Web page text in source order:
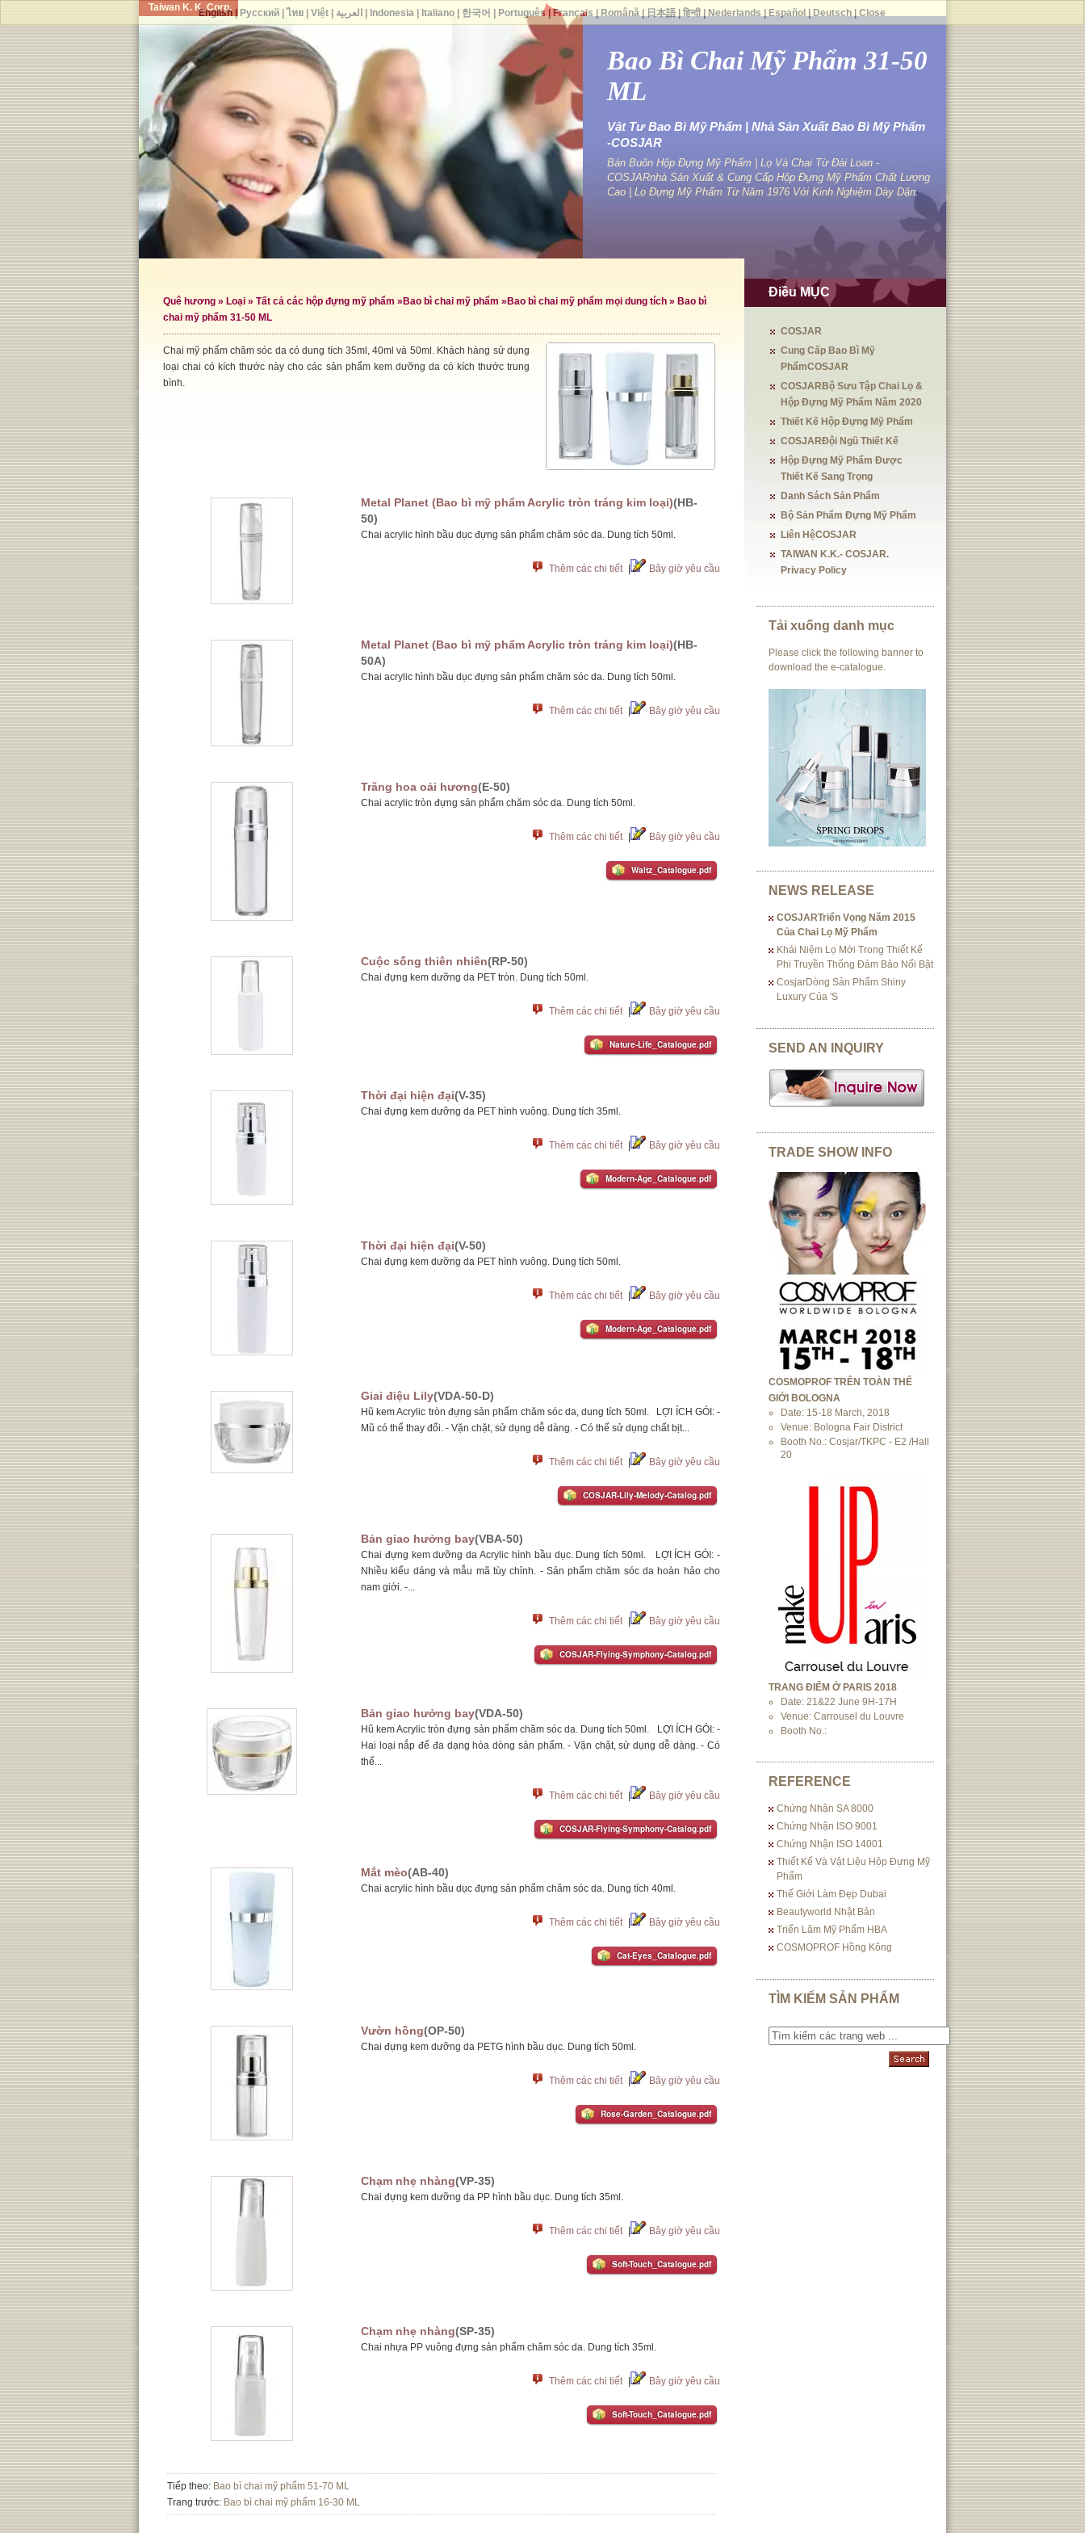
Taiwan K. K. Corp.
Bao Bì Chai Mỹ Phẩm 31-50
ML
Vật Tư Bao Bì Mỹ Phẩm | Nhà Sản Xuất Bao Bì Mỹ Phẩm
-COSJAR
Bán Buôn Hộp Đựng Mỹ Phẩm | Lọ Và Chai Từ Đài Loan -
COSJARnhà Sản Xuất & Cung Cấp Hộp Đựng Mỹ Phẩm Chất Lượng
Cao | Lọ Đựng Mỹ Phẩm Từ Năm 1976 Với Kinh Nghiệm Dày Dặn.
Quê hương » Loại » Tất cả các hộp đựng mỹ phẩm » Bao bì chai mỹ phẩm » Bao bì chai mỹ phẩm mọi dung tích » Bao bì
chai mỹ phẩm 31-50 ML
Chai mỹ phẩm chăm sóc da có dung tích 35ml, 40ml và 50ml. Khách hàng sử dụng
loại chai có kích thước này cho các sản phẩm kem dưỡng da có kích thước trung
bình.
Metal Planet (Bao bì mỹ phẩm Acrylic tròn tráng kim loại)(HB-
50)
Chai acrylic hình bầu dục đựng sản phẩm chăm sóc da. Dung tích 50ml.
Thêm các chi tiết Bây giờ yêu cầu
Metal Planet (Bao bì mỹ phẩm Acrylic tròn tráng kim loại)(HB-
50A)
Chai acrylic hình bầu dục đựng sản phẩm chăm sóc da. Dung tích 50ml.
Thêm các chi tiết Bây giờ yêu cầu
Trăng hoa oải hương(E-50)
Chai acrylic tròn đựng sản phẩm chăm sóc da. Dung tích 50ml.
Thêm các chi tiết Bây giờ yêu cầu
Waltz_Catalogue.pdf
Cuộc sống thiên nhiên(RP-50)
Chai đựng kem dưỡng da PET tròn. Dung tích 50ml.
Thêm các chi tiết Bây giờ yêu cầu
Nature-Life_Catalogue.pdf
Thời đại hiện đại(V-35)
Chai đựng kem dưỡng da PET hình vuông. Dung tích 35ml.
Thêm các chi tiết Bây giờ yêu cầu
Modern-Age_Catalogue.pdf
Thời đại hiện đại(V-50)
Chai đựng kem dưỡng da PET hình vuông. Dung tích 50ml.
Thêm các chi tiết Bây giờ yêu cầu
Modern-Age_Catalogue.pdf
Giai điệu Lily(VDA-50-D)
Hũ kem Acrylic tròn đựng sản phẩm chăm sóc da, dung tích 50ml. LỢI ÍCH GÓI: -
Mũ có thể thay đổi. - Vặn chặt, sử dụng dễ dàng. - Có thể sử dụng chất bịt...
Thêm các chi tiết Bây giờ yêu cầu
COSJAR-Lily-Melody-Catalog.pdf
Bản giao hưởng bay(VBA-50)
Chai đựng kem dưỡng da Acrylic hình bầu dục. Dung tích 50ml. LỢI ÍCH GÓI: -
Nhiều kiểu dáng và mẫu mã tùy chỉnh. - Sản phẩm chăm sóc da hoàn hảo cho
nam giới. -...
Thêm các chi tiết Bây giờ yêu cầu
COSJAR-Flying-Symphony-Catalog.pdf
Bản giao hưởng bay(VDA-50)
Hũ kem Acrylic tròn đựng sản phẩm chăm sóc da. Dung tích 50ml. LỢI ÍCH GÓI: -
Hai loại nắp để đa dạng hóa dòng sản phẩm. - Vặn chặt, sử dụng dễ dàng. - Có
thể...
Thêm các chi tiết Bây giờ yêu cầu
COSJAR-Flying-Symphony-Catalog.pdf
Mắt mèo(AB-40)
Chai acrylic hình bầu dục đựng sản phẩm chăm sóc da. Dung tích 40ml.
Thêm các chi tiết Bây giờ yêu cầu
Cat-Eyes_Catalogue.pdf
Vườn hồng(OP-50)
Chai đựng kem dưỡng da PETG hình bầu dục. Dung tích 50ml.
Thêm các chi tiết Bây giờ yêu cầu
Rose-Garden_Catalogue.pdf
Chạm nhẹ nhàng(VP-35)
Chai đựng kem dưỡng da PP hình bầu dục. Dung tích 35ml.
Thêm các chi tiết Bây giờ yêu cầu
Soft-Touch_Catalogue.pdf
Chạm nhẹ nhàng(SP-35)
Chai nhựa PP vuông đựng sản phẩm chăm sóc da. Dung tích 35ml.
Thêm các chi tiết Bây giờ yêu cầu
Soft-Touch_Catalogue.pdf
Tiếp theo: Bao bì chai mỹ phẩm 51-70 ML
Trang trước: Bao bì chai mỹ phẩm 16-30 ML
Điều MỤC
COSJAR
Cung Cấp Bao Bì Mỹ
PhẩmCOSJAR
COSJARBộ Sưu Tập Chai Lọ &
Hộp Đựng Mỹ Phẩm Năm 2020
Thiết Kế Hộp Đựng Mỹ Phẩm
COSJARĐội Ngũ Thiết Kế
Hộp Đựng Mỹ Phẩm Được
Thiết Kế Sang Trọng
Danh Sách Sản Phẩm
Bộ Sản Phẩm Đựng Mỹ Phẩm
Liên HệCOSJAR
TAIWAN K.K.- COSJAR.
Privacy Policy
Tải xuống danh mục
Please click the following banner to
download the e-catalogue.
NEWS RELEASE
COSJARTriển Vọng Năm 2015
Của Chai Lọ Mỹ Phẩm
Khái Niệm Lọ Mới Trong Thiết Kế
Phi Truyền Thống Đảm Bảo Nổi Bật
CosjarDòng Sản Phẩm Shiny
Luxury Của 's
SEND AN INQUIRY
TRADE SHOW INFO
COSMOPROF TRÊN TOÀN THẾ
GIỚI BOLOGNA
Date: 15-18 March, 2018
Venue: Bologna Fair District
Booth No.: Cosjar/TKPC - E2 /Hall
20
TRANG ĐIỂM Ở PARIS 2018
Date: 21&22 June 9H-17H
Venue: Carrousel du Louvre
Booth No.:
REFERENCE
Chứng Nhận SA 8000
Chứng Nhận ISO 9001
Chứng Nhận ISO 14001
Thiết Kế Và Vật Liệu Hộp Đựng Mỹ
Phẩm
Thế Giới Làm Đẹp Dubai
Beautyworld Nhật Bản
Triển Lãm Mỹ Phẩm HBA
COSMOPROF Hồng Kông
TÌM KIẾM SẢN PHẨM
English| Русский| ไทย| Việt| العربية Indonesia| Italiano| 한국어 Português Français Română| 日本語| हिन्दी| Nederlands Español Deutsch| Close